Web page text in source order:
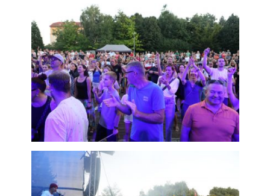
individuálně
deaktivovány
nebo
aktivovány.
Analytické
cookies
Analytické
cookies nám
umožňují
měření výkonu
kampaní.